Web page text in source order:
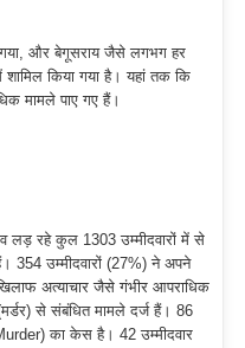
और बेगूसराय जैसे लगभग हर
किया गया है। यहां तक कि
मामले पाए गए हैं।
लड़ रहे कुल 1303 उम्मीदवारों में से
354 उम्मीदवारों (27%) ने अपने
अत्याचार जैसे गंभीर आपराधिक
से संबंधित मामले दर्ज हैं। 86
का केस है। 42 उम्मीदवार